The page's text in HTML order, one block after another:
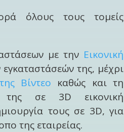
όλους τους τομείς
με την Εικονική
εγκαταστάσεών της, μέχρι
Βίντεο καθώς και τη
της σε 3D εικονική
τους σε 3D, για
της εταιρείας.